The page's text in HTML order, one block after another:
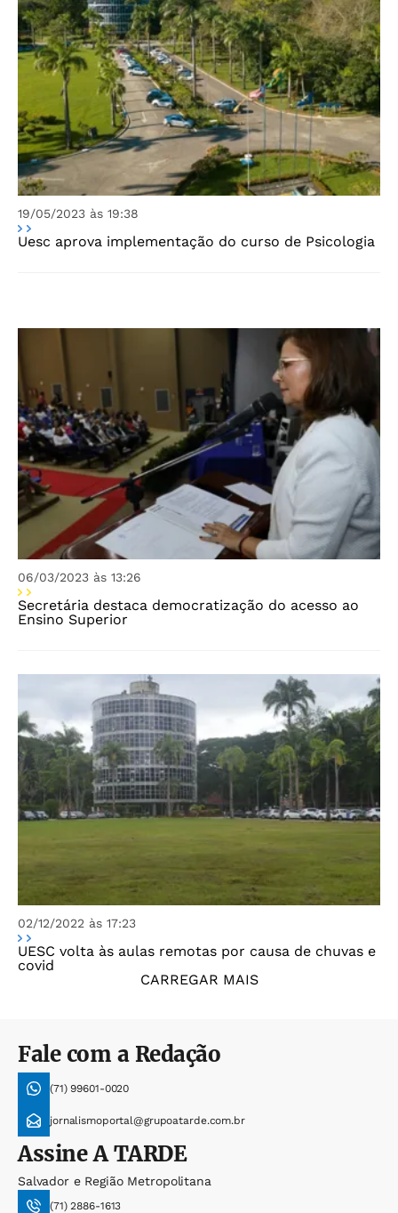
19/05/2023 às 19:38
Uesc aprova implementação do curso de Psicologia
06/03/2023 às 13:26
Secretária destaca democratização do acesso ao
Ensino Superior
02/12/2022 às 17:23
UESC volta às aulas remotas por causa de chuvas e
covid
CARREGAR MAIS
Fale com a Redação
(71) 99601-0020
jornalismoportal@grupoatarde.com.br
AssineA TARDE
Salvador e Região Metropolitana
(71) 2886-1613